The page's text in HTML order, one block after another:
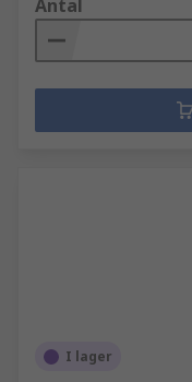
Antal
I lager